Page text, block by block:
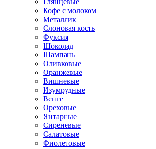
Кофе с молоком
Металлик
Слоновая кость
Фуксия
Шоколад
Шампань
Оливковые
Оранжевые
Вишневые
Изумрудные
Венге
Ореховые
Янтарные
Сиреневые
Салатовые
Фиолетовые